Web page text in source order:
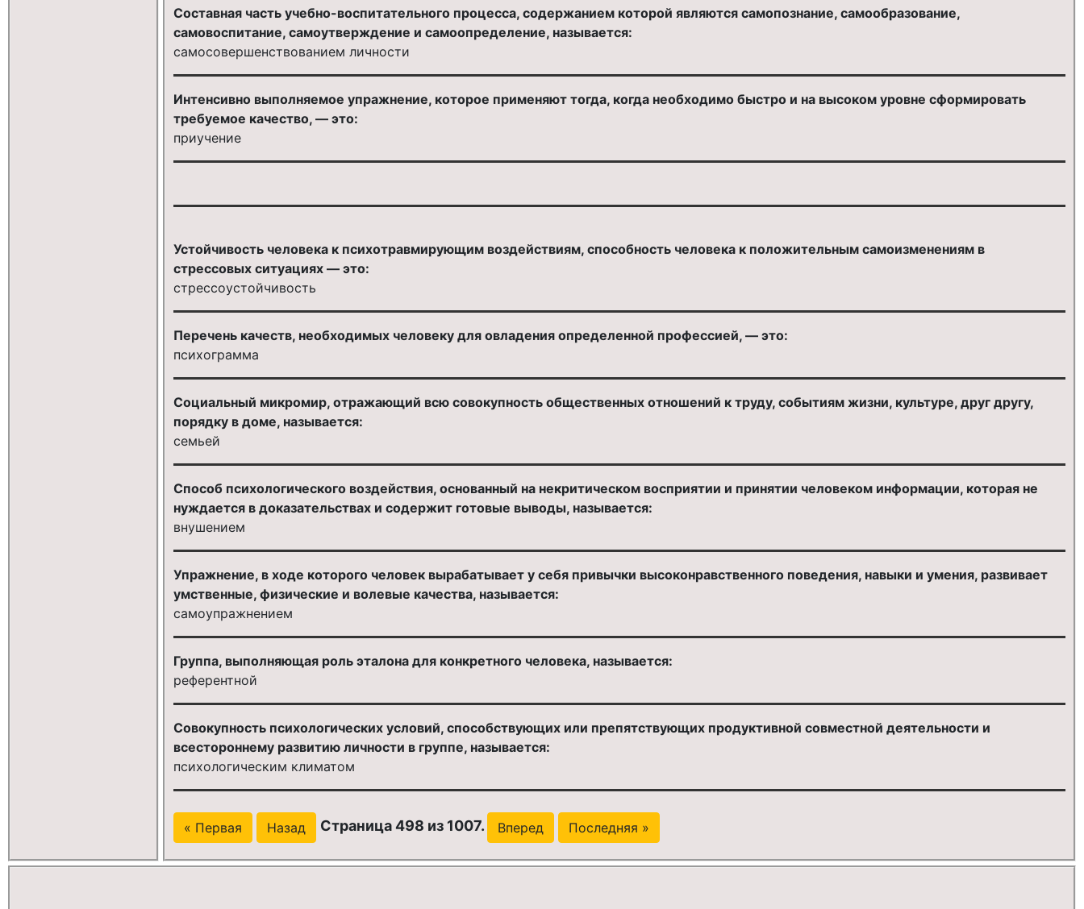
Составная часть учебно-воспитательного процесса, содержанием которой являются самопознание, самообразование,
самовоспитание, самоутверждение и самоопределение, называется:
самосовершенствованием личности
Интенсивно выполняемое упражнение, которое применяют тогда, когда необходимо быстро и на высоком уровне сформировать
требуемое качество, — это:
приучение
Устойчивость человека к психотравмирующим воздействиям, способность человека к положительным самоизменениям в
стрессовых ситуациях — это:
стрессоустойчивость
Перечень качеств, необходимых человеку для овладения определенной профессией, — это:
психограмма
Социальный микромир, отражающий всю совокупность общественных отношений к труду, событиям жизни, культуре, друг другу,
порядку в доме, называется:
семьей
Способ психологического воздействия, основанный на некритическом восприятии и принятии человеком информации, которая не
нуждается в доказательствах и содержит готовые выводы, называется:
внушением
Упражнение, в ходе которого человек вырабатывает у себя привычки высоконравственного поведения, навыки и умения, развивает
умственные, физические и волевые качества, называется:
самоупражнением
Группа, выполняющая роль эталона для конкретного человека, называется:
референтной
Совокупность психологических условий, способствующих или препятствующих продуктивной совместной деятельности и
всестороннему развитию личности в группе, называется:
психологическим климатом
« Первая Назад Страница 498 из 1007. Вперед Последняя »